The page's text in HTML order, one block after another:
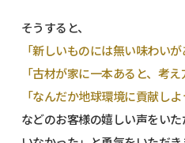
そうすると、
「新しいものには無い味わいが
「古材が家に一本あると、考え
「なんだか地球環境に貢献し
などのお客様の嬉しい声をい